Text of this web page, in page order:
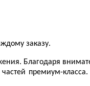
заказу.
Благодаря
премиум-